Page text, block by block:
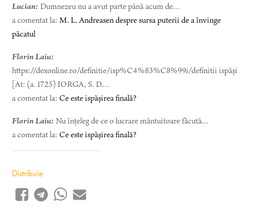
Lucian: Dumnezeu nu a avut parte până acum de…
a comentat la: M. L. Andreasen despre sursa puterii de a învinge
păcatul
Florin Laiu:
https://dexonline.ro/definitie/isp%C4%83%C8%99i/definitii ispăși
[At: (a. 1725) IORGA, S. D.…
a comentat la: Ce este ispășirea finală?
Florin Laiu: Nu înțeleg de ce o lucrare mântuitoare făcută…
a comentat la: Ce este ispășirea finală?
Distribuie